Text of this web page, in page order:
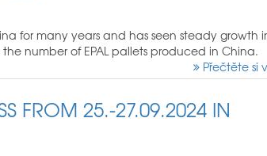
for many years and has seen steady growth
number of EPAL pallets produced in China.
Přečtěte si
FROM 25.-27.09.2024 IN